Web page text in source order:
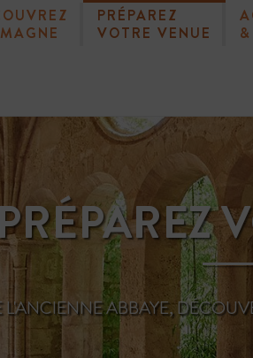
PRÉPAREZ
VOTRE VENUE
L'ANCIENNE ABBAYE,